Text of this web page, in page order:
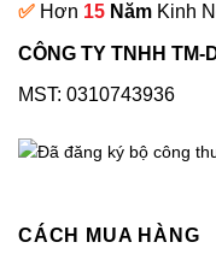
✅ Hơn 15 Năm Kinh
CÔNG TY TNHH TM-
MST: 0310743936
CÁCH MUA HÀNG